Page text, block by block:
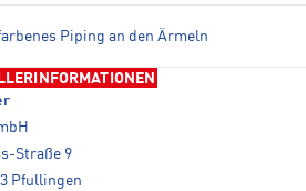
Piping an den Ärmeln
Straße 9
Pfullingen